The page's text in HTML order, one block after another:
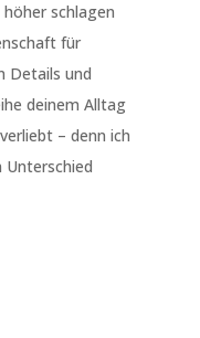
schlagen
für
Details und
deinem Alltag
– denn ich
Unterschied